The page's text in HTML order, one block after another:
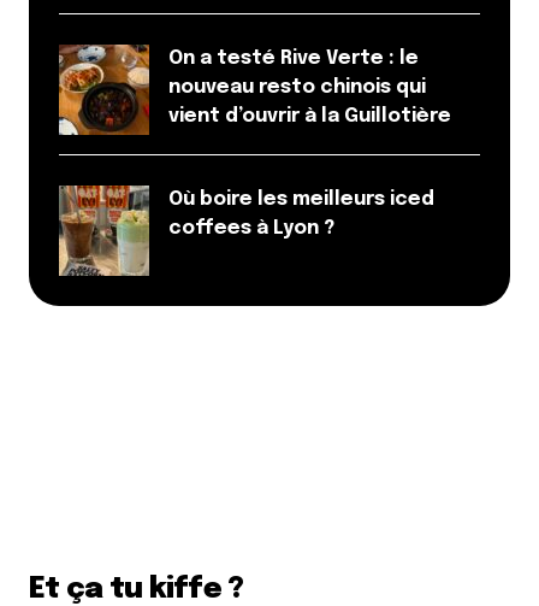
On a testé Rive Verte : le
nouveau resto chinois qui
vient d’ouvrir à la Guillotière
Où boire les meilleurs iced
coffees à Lyon ?
Et ça tu kiffe ?